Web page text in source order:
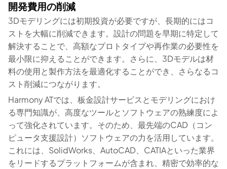
開発費用の削減
3Dモデリングには初期投資が必要ですが、長期的にはコ
ストを大幅に削減できます。設計の問題を早期に特定して
解決することで、高額なプロトタイプや再作業の必要性を
最小限に抑えることができます。さらに、3Dモデルは材
料の使用と製作方法を最適化することができ、さらなるコ
スト削減につながります。
Harmony ATでは、板金設計サービスとモデリングにおけ
る専門知識が、高度なツールとソフトウェアの熟練度によ
って強化されています。そのため、最先端のCAD（コン
ピュータ支援設計）ソフトウェアの力を活用しています。
これには、SolidWorks、AutoCAD、CATIAといった業界
をリードするプラットフォームが含まれ、精密で効率的な